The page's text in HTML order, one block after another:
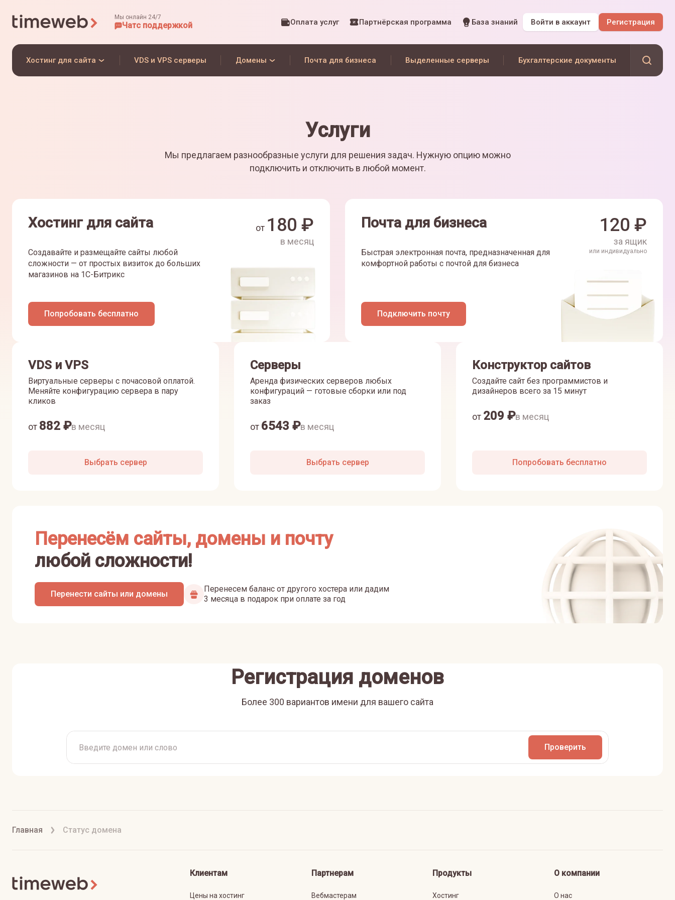
Мы онлайн 24/7
Чатс поддержкой Оплата услуг Партнёрская программа База знаний Войти в аккаунт Регистрация
Хостинг для сайта VDS и VPS серверы Домены Почта для бизнеса Выделенные серверы Бухгалтерские документы
Услуги
Мы предлагаем разнообразные услуги для решения задач. Нужную опцию можно
подключить и отключить в любой момент.
Хостинг для сайта
Создавайте и размещайте сайты любой
сложности — от простых визиток до больших
магазинов на 1С-Битрикс
Попробовать бесплатно
от 180 ₽
в месяц
Почта для бизнеса
Быстрая электронная почта, предназначенная для
комфортной работы с почтой для бизнеса
Подключить почту
120 ₽
за ящик
или индивидуально
VDS и VPS
Виртуальные серверы с почасовой оплатой.
Меняйте конфигурацию сервера в пару
кликов
от 882 ₽в месяц
Выбрать сервер
Серверы
Аренда физических серверов любых
конфигураций — готовые сборки или под
заказ
от 6543 ₽в месяц
Выбрать сервер
Конструктор сайтов
Создайте сайт без программистов и
дизайнеров всего за 15 минут
от 209 ₽в месяц
Попробовать бесплатно
Перенесём сайты, домены и почту
любой сложности!
Перенести сайты или домены
Перенесем баланс от другого хостера или дадим
3 месяца в подарок при оплате за год
Регистрация доменов
Более 300 вариантов имени для вашего сайта
Проверить
Главная Статус домена
Клиентам
Цены на хостинг
Партнерам
Вебмастерам
Продукты
Хостинг
О компании
О нас